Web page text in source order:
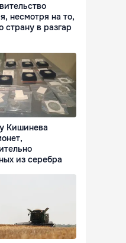
несмотря на то,
страну в разгар
Кишинева
из серебра